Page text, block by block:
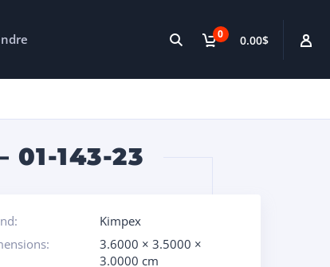
0 0.00$
01-143-23
Kimpex
3.6000 × 3.5000 ×
3.0000 cm